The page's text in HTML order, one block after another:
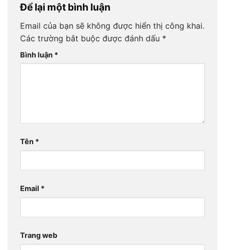
Để lại một bình luận
Email của bạn sẽ không được hiển thị công khai.
Các trường bắt buộc được đánh dấu *
Bình luận *
Tên *
Email *
Trang web